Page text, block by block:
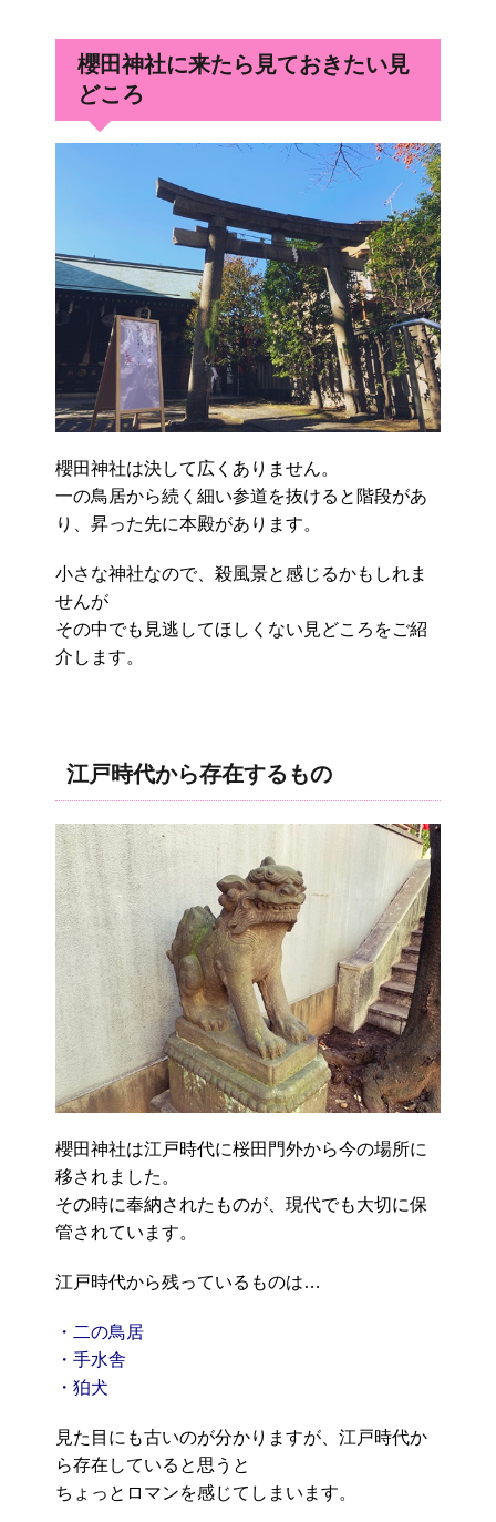
櫻田神社に来たら見ておきたい見
どころ
櫻田神社は決して広くありません。
一の鳥居から続く細い参道を抜けると階段があ
り、昇った先に本殿があります。
小さな神社なので、殺風景と感じるかもしれま
せんが
その中でも見逃してほしくない見どころをご紹
介します。
江戸時代から存在するもの
櫻田神社は江戸時代に桜田門外から今の場所に
移されました。
その時に奉納されたものが、現代でも大切に保
管されています。
江戸時代から残っているものは…
・二の鳥居
・手水舎
・狛犬
見た目にも古いのが分かりますが、江戸時代か
ら存在していると思うと
ちょっとロマンを感じてしまいます。